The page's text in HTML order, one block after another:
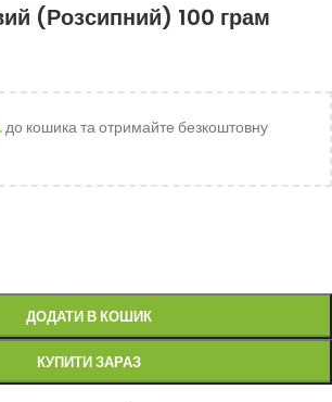
(Розсипний) 100 грам
до кошика та отримайте безкоштовну
ДОДАТИ В КОШИК
КУПИТИ ЗАРАЗ